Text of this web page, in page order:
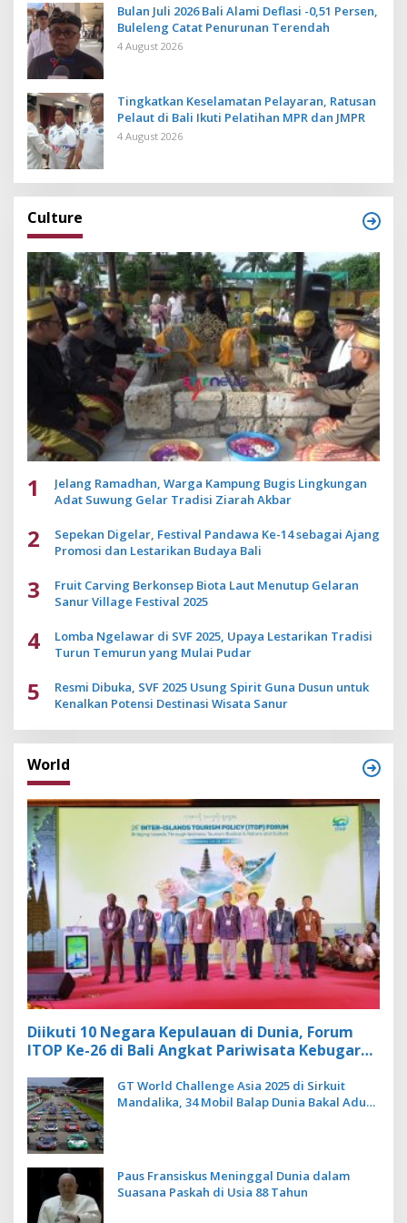
Bulan Juli 2026 Bali Alami Deflasi -0,51 Persen,
Buleleng Catat Penurunan Terendah
4 August 2026
Tingkatkan Keselamatan Pelayaran, Ratusan
Pelaut di Bali Ikuti Pelatihan MPR dan JMPR
4 August 2026
Culture
1
Jelang Ramadhan, Warga Kampung Bugis Lingkungan
Adat Suwung Gelar Tradisi Ziarah Akbar
2
Sepekan Digelar, Festival Pandawa Ke-14 sebagai Ajang
Promosi dan Lestarikan Budaya Bali
3
Fruit Carving Berkonsep Biota Laut Menutup Gelaran
Sanur Village Festival 2025
4
Lomba Ngelawar di SVF 2025, Upaya Lestarikan Tradisi
Turun Temurun yang Mulai Pudar
5
Resmi Dibuka, SVF 2025 Usung Spirit Guna Dusun untuk
Kenalkan Potensi Destinasi Wisata Sanur
World
Diikuti 10 Negara Kepulauan di Dunia, Forum
ITOP Ke-26 di Bali Angkat Pariwisata Kebugaran
GT World Challenge Asia 2025 di Sirkuit
Mandalika, 34 Mobil Balap Dunia Bakal Adu
Paus Fransiskus Meninggal Dunia dalam
Suasana Paskah di Usia 88 Tahun